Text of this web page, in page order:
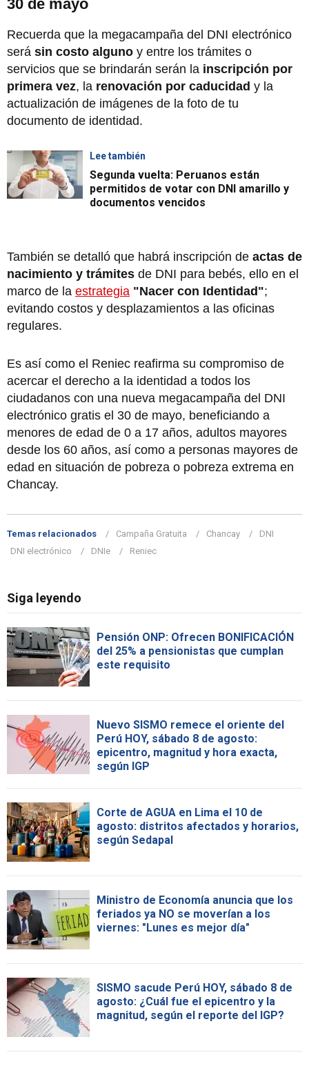
30 de mayo
Recuerda que la megacampaña del DNI electrónico
será sin costo alguno y entre los trámites o
servicios que se brindarán serán la inscripción por
primera vez, la renovación por caducidad y la
actualización de imágenes de la foto de tu
documento de identidad.
Lee también
Segunda vuelta: Peruanos están
permitidos de votar con DNI amarillo y
documentos vencidos
También se detalló que habrá inscripción de actas de
nacimiento y trámites de DNI para bebés, ello en el
marco de la estrategia "Nacer con Identidad";
evitando costos y desplazamientos a las oficinas
regulares.
Es así como el Reniec reafirma su compromiso de
acercar el derecho a la identidad a todos los
ciudadanos con una nueva megacampaña del DNI
electrónico gratis el 30 de mayo, beneficiando a
menores de edad de 0 a 17 años, adultos mayores
desde los 60 años, así como a personas mayores de
edad en situación de pobreza o pobreza extrema en
Chancay.
Temas relacionados Campaña Gratuita Chancay
DNI
DNI electrónico
DNIe Reniec
Siga leyendo
Pensión ONP: Ofrecen BONIFICACIÓN
del 25% a pensionistas que cumplan
este requisito
Nuevo SISMO remece el oriente del
Perú HOY, sábado 8 de agosto:
epicentro, magnitud y hora exacta,
según IGP
Corte de AGUA en Lima el 10 de
agosto: distritos afectados y horarios,
según Sedapal
Ministro de Economía anuncia que los
feriados ya NO se moverían a los
viernes: "Lunes es mejor día"
SISMO sacude Perú HOY, sábado 8 de
agosto: ¿Cuál fue el epicentro y la
magnitud, según el reporte del IGP?